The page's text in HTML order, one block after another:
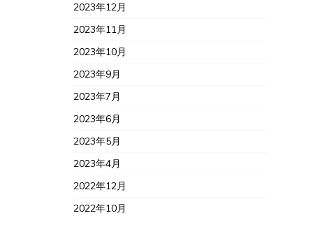
2023年12月
2023年11月
2023年10月
2023年9月
2023年7月
2023年6月
2023年5月
2023年4月
2022年12月
2022年10月